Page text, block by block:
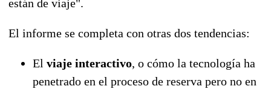
están de viaje".
El informe se completa con otras dos tendencias:
El viaje interactivo, o cómo la tecnología ha
penetrado en el proceso de reserva pero no en